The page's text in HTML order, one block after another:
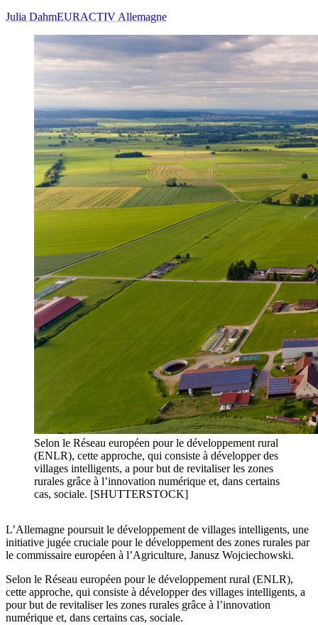
Julia DahmEURACTIV Allemagne
Selon le Réseau européen pour le développement rural
(ENLR), cette approche, qui consiste à développer des
villages intelligents, a pour but de revitaliser les zones
rurales grâce à l’innovation numérique et, dans certains
cas, sociale. [SHUTTERSTOCK]
L’Allemagne poursuit le développement de villages intelligents, une
initiative jugée cruciale pour le développement des zones rurales par
le commissaire européen à l’Agriculture, Janusz Wojciechowski.
Selon le Réseau européen pour le développement rural (ENLR),
cette approche, qui consiste à développer des villages intelligents, a
pour but de revitaliser les zones rurales grâce à l’innovation
numérique et, dans certains cas, sociale.